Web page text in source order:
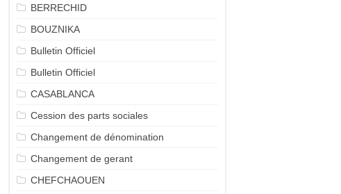
BERRECHID
BOUZNIKA
Bulletin Officiel
Bulletin Officiel
CASABLANCA
Cession des parts sociales
Changement de dénomination
Changement de gerant
CHEFCHAOUEN